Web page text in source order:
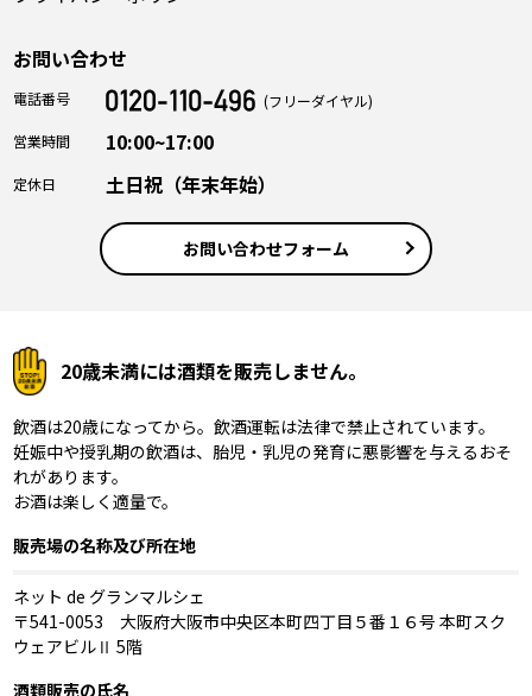
お問い合わせ
電話番号
(フリーダイヤル)
営業時間
10:00~17:00
定休日 土日祝（年末年始）
お問い合わせフォーム
20歳未満には酒類を販売しません。
飲酒は20歳になってから。飲酒運転は法律で禁止されています。
妊娠中や授乳期の飲酒は、胎児・乳児の発育に悪影響を与えるおそ
れがあります。
お酒は楽しく適量で。
販売場の名称及び所在地
ネット de グランマルシェ
〒541-0053 大阪府大阪市中央区本町四丁目５番１６号 本町スク
ウェアビルⅡ 5階
酒類販売の氏名